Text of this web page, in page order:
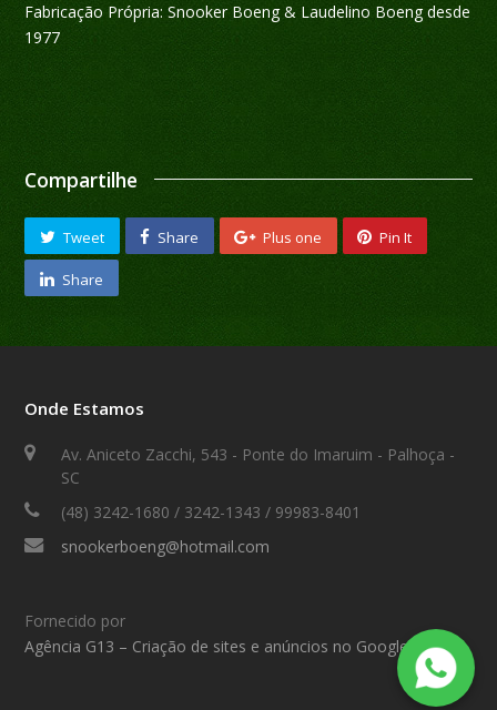
Fabricação Própria: Snooker Boeng & Laudelino Boeng desde
1977
Compartilhe
Tweet Share Plus one Pin It
Share
Onde Estamos
Av. Aniceto Zacchi, 543 - Ponte do Imaruim - Palhoça -
SC
(48) 3242-1680 / 3242-1343 / 99983-8401
snookerboeng@hotmail.com
Fornecido por
Agência G13 – Criação de sites e anúncios no Google